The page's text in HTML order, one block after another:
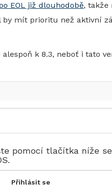
EOL již dlouhodobě, takže
mít prioritu než aktivní
k 8.3, neboť i tato
pomocí tlačítka níže